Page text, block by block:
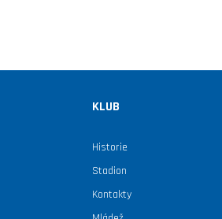
KLUB
Historie
Stadion
Kontakty